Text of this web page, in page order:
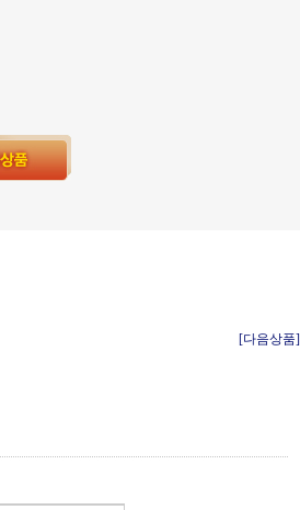
[다음상품]